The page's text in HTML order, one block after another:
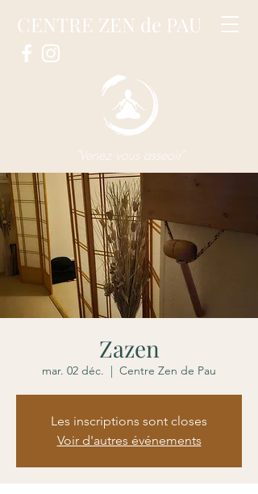
CENTRE ZEN de PAU
"Venez vous asseoir"
Zazen
mar. 02 déc.
  |
Centre Zen de Pau
Les inscriptions sont closes
Voir d'autres événements